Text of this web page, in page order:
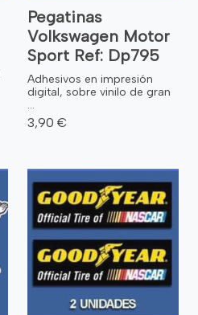
Pegatinas
Volkswagen Motor
Sport Ref: Dp795
Adhesivos en impresión
digital, sobre vinilo de gran
...
3,90 €